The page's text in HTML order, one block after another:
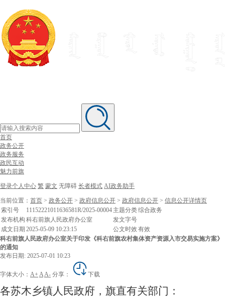
首页
政务公开
政务服务
政民互动
魅力前旗
登录个人中心 繁 蒙文 无障碍 长者模式 AI政务助手
当前位置： 首页 > 政务公开 > 政府信息公开 > 政府信息公开 > 信息公开详情页
索引号
11152221011636581R/2025-00004 主题分类综合政务
发布机构 科右前旗人民政府办公室
发文字号
成文日期 2025-05-09 10:23:15 公文时效 有效
科右前旗人民政府办公室关于印发《科右前旗农村集体资产资源入市交易实施方案》
的通知
发布日期: 2025-07-01 10:23
字体大小： A+ AA- 分享： 下载
各苏木乡镇人民政府，旗直有关部门：